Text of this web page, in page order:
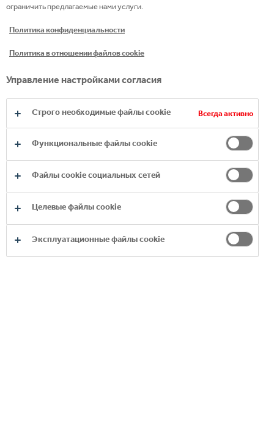
БРЕНДЫ В КАТЕГОРИИ
"СОКИ И
СОКОСОДЕРЖАЩИЕ
НАПИТКИ"
ограничить предлагаемые нами услуги.
Политика конфиденциальности
Политика в отношении файлов cookie
Управление настройками согласия
Строго необходимые файлы cookie Всегда активно
Функциональные файлы cookie
Файлы cookie социальных сетей
Целевые файлы cookie
Эксплуатационные файлы cookie